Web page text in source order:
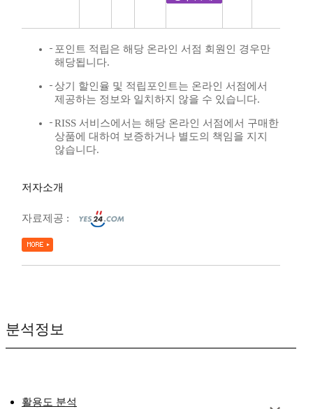
포인트 적립은 해당 온라인 서점 회원인 경우만
해당됩니다.
상기 할인율 및 적립포인트는 온라인 서점에서
제공하는 정보와 일치하지 않을 수 있습니다.
RISS 서비스에서는 해당 온라인 서점에서 구매한
상품에 대하여 보증하거나 별도의 책임을 지지
않습니다.
저자소개
자료제공 :
분석정보
활용도 분석